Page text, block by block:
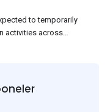
to temporarily
activities across
to provide support
caused by heavy